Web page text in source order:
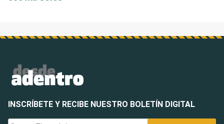
INSCRÍBETE Y RECIBE NUESTRO BOLETÍN DIGITAL